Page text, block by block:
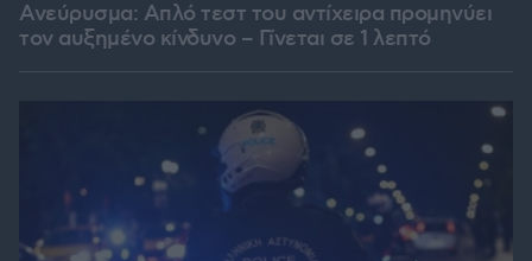
Ανεύρυσμα: Απλό τεστ του αντίχειρα προμηνύει
τον αυξημένο κίνδυνο – Γίνεται σε 1 λεπτό